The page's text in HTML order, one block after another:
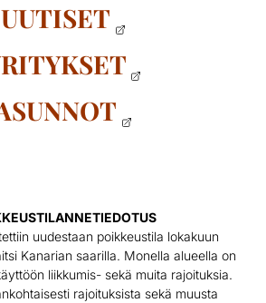
UUTISET
uudestaan poikkeustila lokakuun
Kanarian saarilla. Monella alueella on
liikkumis- sekä muita rajoituksia.
rajoituksista sekä muusta